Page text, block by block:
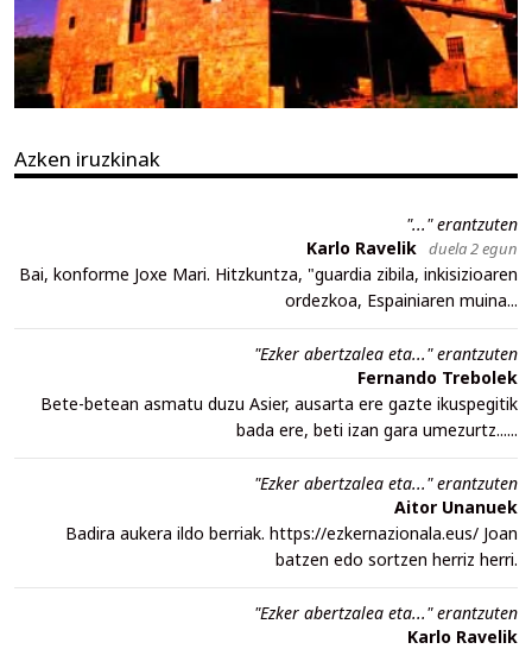
Azken iruzkinak
"..." erantzuten
Karlo Ravelik duela 2 egun
Bai, konforme Joxe Mari. Hitzkuntza, "guardia zibila, inkisizioaren
ordezkoa, Espainiaren muina...
"Ezker abertzalea eta..." erantzuten
Fernando Trebolek
Bete-betean asmatu duzu Asier, ausarta ere gazte ikuspegitik
bada ere, beti izan gara umezurtz......
"Ezker abertzalea eta..." erantzuten
Aitor Unanuek
Badira aukera ildo berriak. https://ezkernazionala.eus/ Joan
batzen edo sortzen herriz herri.
"Ezker abertzalea eta..." erantzuten
Karlo Ravelik